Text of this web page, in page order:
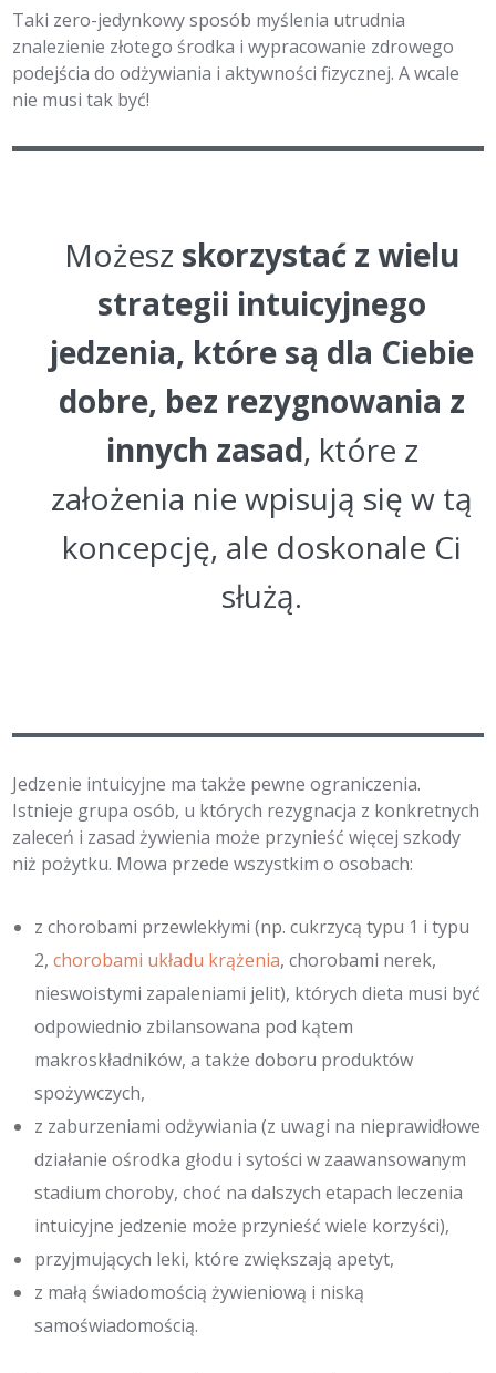
Taki zero-jedynkowy sposób myślenia utrudnia
znalezienie złotego środka i wypracowanie zdrowego
podejścia do odżywiania i aktywności fizycznej. A wcale
nie musi tak być!
Możesz skorzystać z wielu
strategii intuicyjnego
jedzenia, które są dla Ciebie
dobre, bez rezygnowania z
innych zasad, które z
założenia nie wpisują się w tą
koncepcję, ale doskonale Ci
służą.
Jedzenie intuicyjne ma także pewne ograniczenia.
Istnieje grupa osób, u których rezygnacja z konkretnych
zaleceń i zasad żywienia może przynieść więcej szkody
niż pożytku. Mowa przede wszystkim o osobach:
z chorobami przewlekłymi (np. cukrzycą typu 1 i typu
2,chorobami układu krążenia, chorobami nerek,
nieswoistymi zapaleniami jelit), których dieta musi być
odpowiednio zbilansowana pod kątem
makroskładników, a także doboru produktów
spożywczych,
z zaburzeniami odżywiania (z uwagi na nieprawidłowe
działanie ośrodka głodu i sytości w zaawansowanym
stadium choroby, choć na dalszych etapach leczenia
intuicyjne jedzenie może przynieść wiele korzyści),
przyjmujących leki, które zwiększają apetyt,
z małą świadomością żywieniową i niską
samoświadomością.